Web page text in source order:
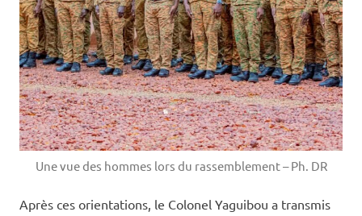
Une vue des hommes lors du rassemblement – Ph. DR
Après ces orientations, le Colonel Yaguibou a transmis